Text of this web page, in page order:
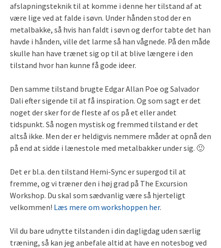
afslapningsteknik til at komme i denne her tilstand af at
være lige ved at falde i søvn. Under hånden stod der en
metalbakke, så hvis han faldt i søvn og derfor tabte det han
havde i hånden, ville det larme så han vågnede. På den måde
skulle han have trænet sig op til at blive længere i den
tilstand hvor han kunne få gode ideer.
Den samme tilstand brugte Edgar Allan Poe og Salvador
Dali efter sigende til at få inspiration. Og som sagt er det
noget der sker for de fleste af os på et eller andet
tidspunkt. Så nogen mystisk og fremmed tilstand er det
altså ikke. Men der er heldigvis nemmere måder at opnå den
på end at sidde i lænestole med metalbakker under sig. 🙂
Det er bl.a. den tilstand Hemi-Sync er supergod til at
fremme, og vi træner den i høj grad på The Excursion
Workshop. Du skal som sædvanlig være så hjerteligt
velkommen! Læs mere om workshoppen her.
Vil du bare udnytte tilstanden i din dagligdag uden særlig
træning, så kan jeg anbefale altid at have en notesbog ved